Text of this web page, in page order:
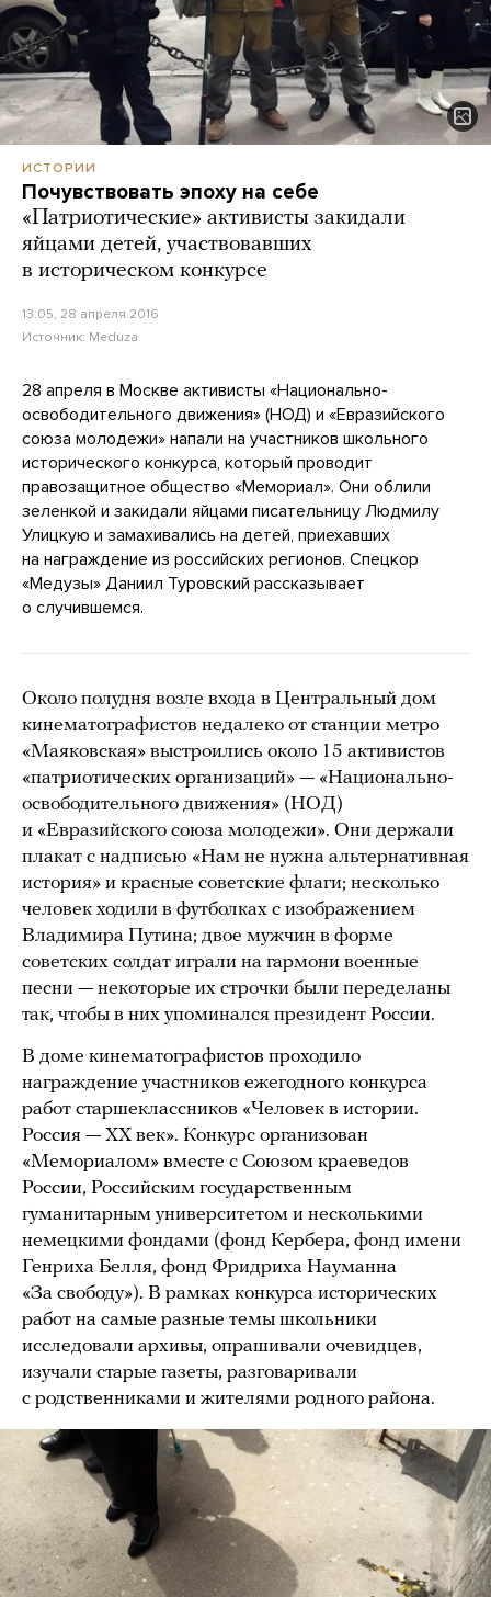
ИСТОРИИ
Почувствовать эпоху на себе
«Патриотические» активисты закидали
яйцами детей, участвовавших
в историческом конкурсе
13:05, 28 апреля 2016
Источник: Meduza
28 апреля в Москве активисты «Национально-
освободительного движения» (НОД) и «Евразийского
союза молодежи» напали на участников школьного
исторического конкурса, который проводит
правозащитное общество «Мемориал». Они облили
зеленкой и закидали яйцами писательницу Людмилу
Улицкую и замахивались на детей, приехавших
на награждение из российских регионов. Спецкор
«Медузы» Даниил Туровский рассказывает
о случившемся.
Около полудня возле входа в Центральный дом
кинематографистов недалеко от станции метро
«Маяковская» выстроились около 15 активистов
«патриотических организаций» — «Национально-
освободительного движения» (НОД)
и «Евразийского союза молодежи». Они держали
плакат с надписью «Нам не нужна альтернативная
история» и красные советские флаги; несколько
человек ходили в футболках с изображением
Владимира Путина; двое мужчин в форме
советских солдат играли на гармони военные
песни — некоторые их строчки были переделаны
так, чтобы в них упоминался президент России.
В доме кинематографистов проходило
награждение участников ежегодного конкурса
работ старшеклассников «Человек в истории.
Россия — ХХ век». Конкурс организован
«Мемориалом» вместе с Союзом краеведов
России, Российским государственным
гуманитарным университетом и несколькими
немецкими фондами (фонд Кербера, фонд имени
Генриха Белля, фонд Фридриха Науманна
«За свободу»). В рамках конкурса исторических
работ на самые разные темы школьники
исследовали архивы, опрашивали очевидцев,
изучали старые газеты, разговаривали
с родственниками и жителями родного района.